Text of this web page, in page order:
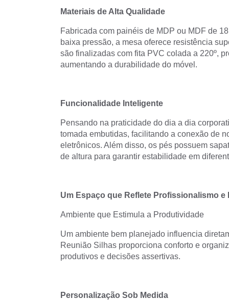
Materiais de Alta Qualidade
Fabricada com painéis de MDP ou MDF de
baixa pressão, a mesa oferece resistência
são finalizadas com fita PVC colada a 220º,
aumentando a durabilidade do móvel.
Funcionalidade Inteligente
Pensando na praticidade do dia a dia
tomada embutidas, facilitando a conexão de
eletrônicos. Além disso, os pés possuem
de altura para garantir estabilidade em
Um Espaço que Reflete Profissionalismo e
Ambiente que Estimula a Produtividade
Um ambiente bem planejado influencia
Reunião Silhas proporciona conforto e
produtivos e decisões assertivas.
Personalização Sob Medida